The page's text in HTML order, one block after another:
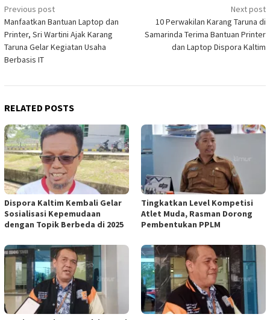
Post
navigation
Previous post
Manfaatkan Bantuan Laptop dan
Printer, Sri Wartini Ajak Karang
Taruna Gelar Kegiatan Usaha
Berbasis IT
Next post
10 Perwakilan Karang Taruna di
Samarinda Terima Bantuan Printer
dan Laptop Dispora Kaltim
RELATED POSTS
Dispora Kaltim Kembali Gelar
Sosialisasi Kepemudaan
dengan Topik Berbeda di 2025
Tingkatkan Level Kompetisi
Atlet Muda, Rasman Dorong
Pembentukan PPLM